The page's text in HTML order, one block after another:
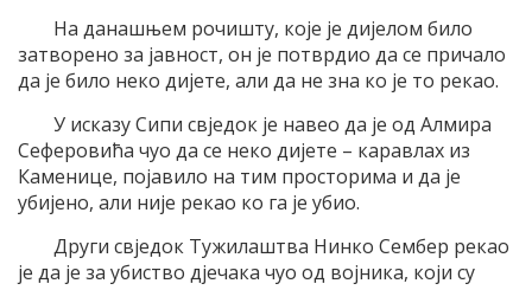
На данашњем рочишту, које је дијелом било
затворено за јавност, он је потврдио да се причало
да је било неко дијете, али да не зна ко је то рекао.
У исказу Сипи свједок је навео да је од Алмира
Сеферовића чуо да се неко дијете – каравлах из
Каменице, појавило на тим просторима и да је
убијено, али није рекао ко га је убио.
Други свједок Тужилаштва Нинко Сембер рекао
је да је за убиство дјечака чуо од војника, који су